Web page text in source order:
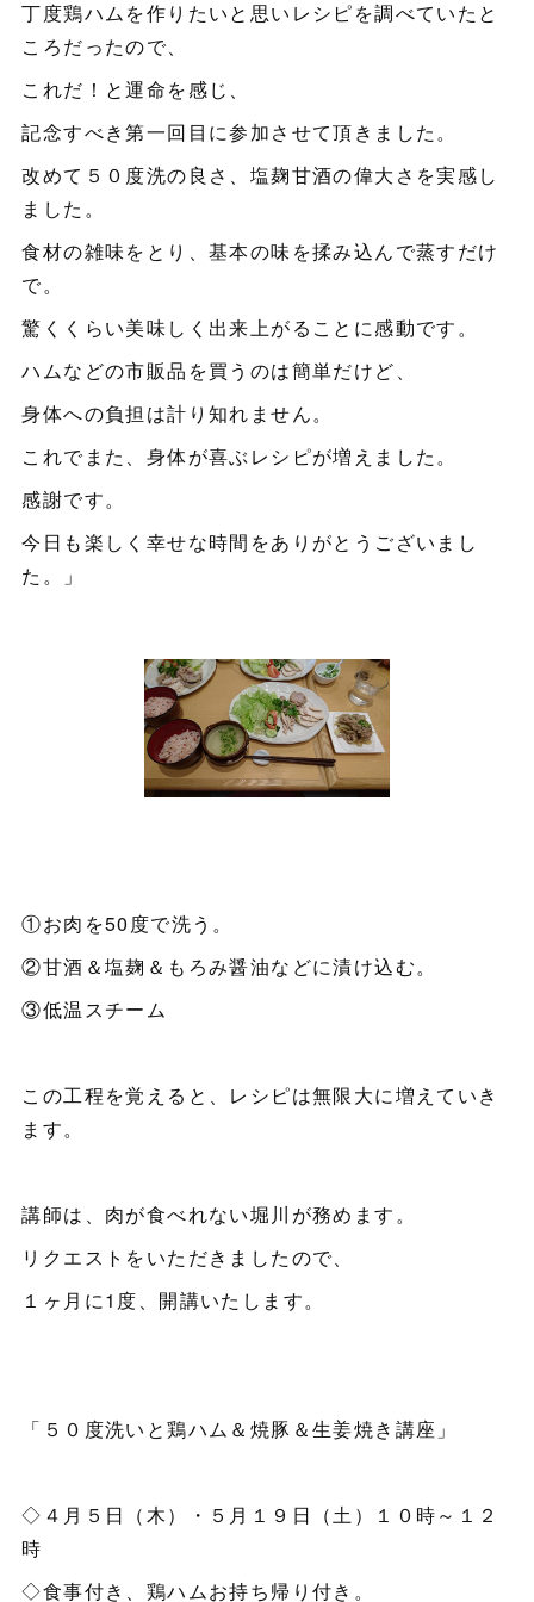
丁度鶏ハムを作りたいと思いレシピを調べていたと
ころだったので、
これだ！と運命を感じ、
記念すべき第一回目に参加させて頂きました。
改めて５０度洗の良さ、塩麹甘酒の偉大さを実感し
ました。
食材の雑味をとり、基本の味を揉み込んで蒸すだけ
で。
驚くくらい美味しく出来上がることに感動です。
ハムなどの市販品を買うのは簡単だけど、
身体への負担は計り知れません。
これでまた、身体が喜ぶレシピが増えました。
感謝です。
今日も楽しく幸せな時間をありがとうございまし
た。」
①お肉を50度で洗う。
②甘酒＆塩麹＆もろみ醤油などに漬け込む。
③低温スチーム
この工程を覚えると、レシピは無限大に増えていき
ます。
講師は、肉が食べれない堀川が務めます。
リクエストをいただきましたので、
１ヶ月に1度、開講いたします。
「５０度洗いと鶏ハム＆焼豚＆生姜焼き講座」
◇４月５日（木）・５月１９日（土）１０時～１２
時
◇食事付き、鶏ハムお持ち帰り付き。